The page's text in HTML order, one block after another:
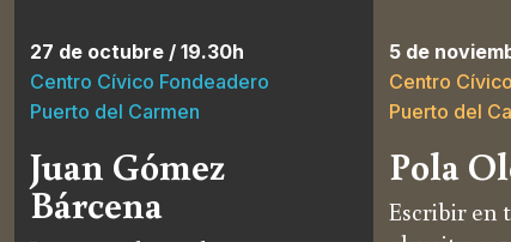
27 de octubre / 19.30h
Centro Cívico Fondeadero
Puerto del Carmen
Juan Gómez
Bárcena
5 de
Centro
Puerto del
Pola
Escribir en